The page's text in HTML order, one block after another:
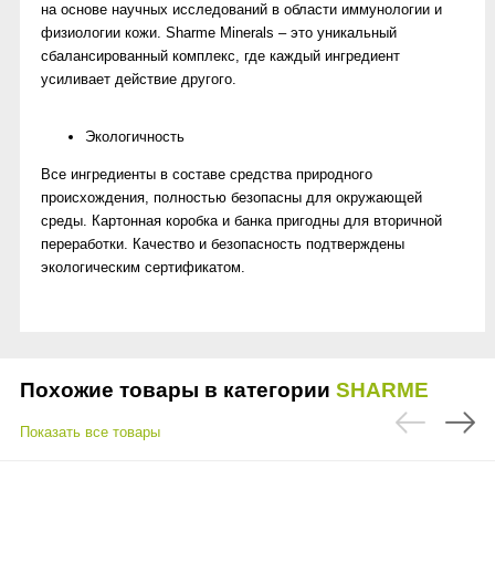
на основе научных исследований в области иммунологии и
физиологии кожи. Sharme Minerals – это уникальный
сбалансированный комплекс, где каждый ингредиент
усиливает действие другого.
Экологичность
Все ингредиенты в составе средства природного
происхождения, полностью безопасны для окружающей
среды. Картонная коробка и банка пригодны для вторичной
переработки. Качество и безопасность подтверждены
экологическим сертификатом.
Похожие товары в категории SHARME
Показать все товары